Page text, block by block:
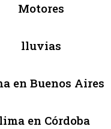
Motores
lluvias
en Buenos Aires
en Córdoba